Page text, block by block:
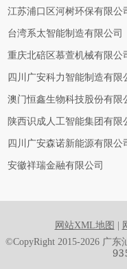
江苏浦口区河树环保有限公
台湾系太智能制造有限公司
重庆北碚区慕萱机械有限公
四川广安科力智能制造有限
澳门恒鑫生物科技股份有限
陕西识成人工智能集团有限
四川广安森诺新能源有限公
安徽祥瑞金融有限公司
网站XML地图
©CopyRight 2015-2026 广